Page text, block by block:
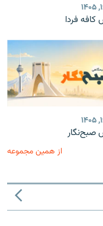
کافه فردا
صبح‌نگار
از همین مجموعه